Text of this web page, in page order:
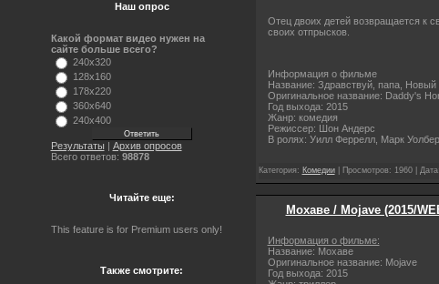
Наш опрос
Какой формат видео нужен на
сайте больше всего?
240x320
128x160
178x220
360x640
240x400
Результаты | Архив опросов
Всего ответов: 98878
Читайте еще:
This feature is for Premium users only!
Также смотрите:
Отец двоих детей возвращается к
своих отпрысков.
Информация о фильме
Название: Здравствуй, папа, Новый
Оригинальное название: Daddy's
Год выхода: 2015
Жанр: комедия
Режиссер: Шон Андерс
В ролях: Уилл Феррелл, Марк
Категория: Комедии| Просмотров: 1960 | Дата:
Мохаве / Mojave (2015/
Информация о фильме:
Название: Мохаве
Оригинальное название: Mojave
Год выхода: 2015